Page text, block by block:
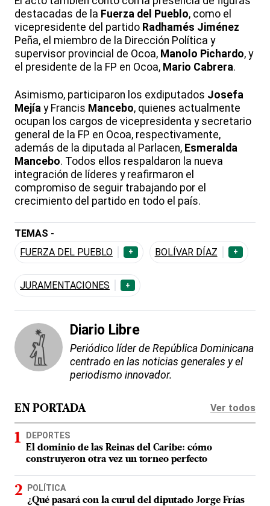
destacadas de la Fuerza del Pueblo, como el
vicepresidente del partido Radhamés Jiménez
Peña, el miembro de la Dirección Política y
supervisor provincial de Ocoa, Manolo Pichardo, y
el presidente de la FP en Ocoa, Mario Cabrera.
Asimismo, participaron los exdiputados Josefa
Mejía y Francis Mancebo, quienes actualmente
ocupan los cargos de vicepresidenta y secretario
general de la FP en Ocoa, respectivamente,
además de la diputada al Parlacen, Esmeralda
Mancebo. Todos ellos respaldaron la nueva
integración de líderes y reafirmaron el
compromiso de seguir trabajando por el
crecimiento del partido en todo el país.
TEMAS -
FUERZA DEL PUEBLO
+ BOLÍVAR DÍAZ +
JURAMENTACIONES +
Diario Libre
Periódico líder de República Dominicana
centrado en las noticias generales y el
periodismo innovador.
EN PORTADA Ver todos
DEPORTES
El dominio de las Reinas del Caribe: cómo
construyeron otra vez un torneo perfecto
POLÍTICA
¿Qué pasará con la curul del diputado Jorge Frías